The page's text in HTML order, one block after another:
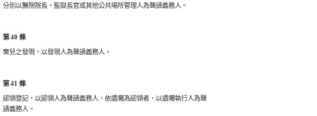
分別以醫院院長，監獄長官或其他公共場所管理人為聲請義務人。
第 40 條
棄兒之發現，以發現人為聲請義務人。
第 41 條
認領登記，以認領人為聲請義務人，依遺囑為認領者，以遺囑執行人為聲
請義務人。